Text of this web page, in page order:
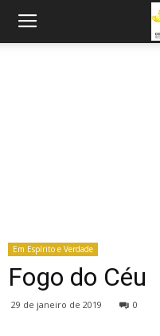
Em Espírito e Verdade
Fogo do Céu
29 de janeiro de 2019 0